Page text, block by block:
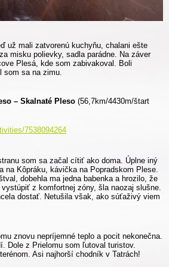
už mali zatvorenú kuchyňu, chalani ešte
misku polievky, sadla parádne. Na záver
Plesá, kde som zabivakoval. Boli
som sa na zimu.
– Skalnaté Pleso (56,7km/4430m/štart
7538094264
som sa začal cítiť ako doma. Úplne iný
na Kôpráku, kávička na Popradskom Plese.
dobehla ma jedna babenka a hrozilo, že
z komfortnej zóny, šla naozaj slušne.
dostať. Netušila však, ako súťaživý viem
znovu nepríjemné teplo a pocit nekonečna.
Dole z Prielomu som ľutoval turistov.
Asi najhorší chodník v Tatrách!